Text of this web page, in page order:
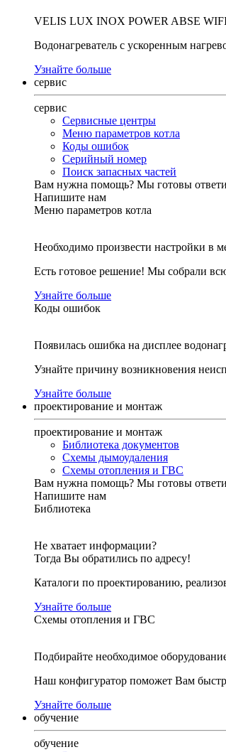
VELIS LUX INOX POWER ABSE
Водонагреватель с ускоренным
Узнайте больше
сервис
сервис
Сервисные центры
Меню параметров котла
Коды ошибок
Серийный номер
Поиск запасных частей
Вам нужна помощь? Мы готовы
Напишите нам
Меню параметров котла
Необходимо произвести настройки в
Есть готовое решение! Мы собрали
Узнайте больше
Коды ошибок
Появилась ошибка на дисплее
Узнайте причину возникновения
Узнайте больше
проектирование и монтаж
проектирование и монтаж
Библиотека документов
Схемы дымоудаления
Схемы отопления и ГВС
Вам нужна помощь? Мы готовы
Напишите нам
Библиотека
Не хватает информации?
Тогда Вы обратились по адресу!
Каталоги по проектированию,
Узнайте больше
Схемы отопления и ГВС
Подбирайте необходимое
Наш конфигуратор поможет Вам
Узнайте больше
обучение
обучение